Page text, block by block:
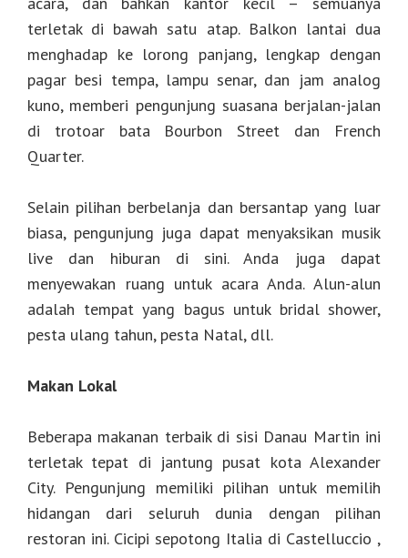
terletak di bawah satu atap. Balkon lantai dua
menghadap ke lorong panjang, lengkap dengan
pagar besi tempa, lampu senar, dan jam analog
kuno, memberi pengunjung suasana berjalan-jalan
di trotoar bata Bourbon Street dan French
Quarter.
Selain pilihan berbelanja dan bersantap yang luar
biasa, pengunjung juga dapat menyaksikan musik
live dan hiburan di sini. Anda juga dapat
menyewakan ruang untuk acara Anda. Alun-alun
adalah tempat yang bagus untuk bridal shower,
pesta ulang tahun, pesta Natal, dll.
Makan Lokal
Beberapa makanan terbaik di sisi Danau Martin ini
terletak tepat di jantung pusat kota Alexander
City. Pengunjung memiliki pilihan untuk memilih
hidangan dari seluruh dunia dengan pilihan
restoran ini. Cicipi sepotong Italia di Castelluccio ,